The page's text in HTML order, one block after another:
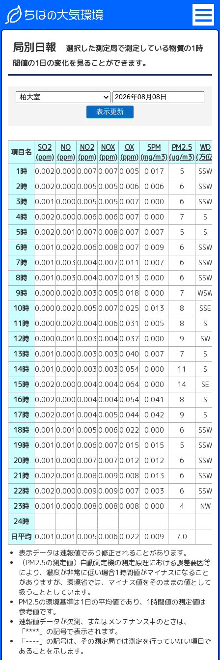
局別日報
選択した測定局で測定している物質の1時
間値の1日の変化を見ることができます。
表示更新
項目名
SO2
(ppm)
NO
(ppm)
NO2
(ppm)
NOX
(ppm)
OX
(ppm)
SPM
(mg/m3)
PM2.5
(ug/m3)
WD
(方位)
1時
0.002 0.000 0.007 0.007 0.005 0.017 5 SSW
2時
0.002 0.000 0.005 0.005 0.006 0.006 6 SSW
3時
0.001 0.000 0.005 0.005 0.007 0.000 6 SSW
4時
0.002 0.000 0.006 0.006 0.007 0.000 7 S
5時
0.002 0.001 0.007 0.008 0.007 0.007 5 S
6時
0.001 0.002 0.006 0.008 0.007 0.009 6 SSW
7時
0.001 0.003 0.0040.007 0.011 0.007 6 SSW
8時
0.001 0.003 0.0040.007 0.013 0.000 6 SSW
9時
0.000 0.002 0.003 0.005 0.018 0.000 7 WSW
10時 0.000 0.002 0.005 0.007 0.025 0.013 8 SSE
11時 0.000 0.002 0.0040.006 0.031 0.005 8 S
12時 0.000 0.001 0.003 0.0040.037 0.000 9 SW
13時 0.001 0.000 0.003 0.003 0.040 0.007 7 S
14時 0.001 0.000 0.003 0.003 0.054 0.000 11 S
15時 0.002 0.000 0.0040.0040.064 0.000 14 SE
16時 0.002 0.000 0.0040.0040.054 0.041 8 S
17時 0.002 0.001 0.0040.005 0.044 0.042 9 S
18時 0.001 0.001 0.005 0.006 0.022 0.000 6 SSW
19時 0.001 0.001 0.006 0.007 0.015 0.015 5 SSW
20時 0.001 0.000 0.007 0.007 0.012 0.012 6 SSW
21時 0.002 0.001 0.008 0.009 0.008 0.013 6 SSW
22時 0.002 0.000 0.009 0.009 0.007 0.003 6 SSW
23時 0.001 0.000 0.008 0.008 0.008 0.000 4 NW
24時
日平均 0.001 0.001 0.005 0.006 0.022 0.009 7.0
表示データは速報値であり修正されることがあります。
（PM2.5の測定値）自動測定機の測定原理における誤差要因等
により、濃度が非常に低い場合1時間値がマイナスになること
がありますが、環境省では、マイナス値をそのままの値として
扱うこととしています。
PM2.5の環境基準は1日の平均値であり、1時間値の測定値は
参考値です。
速報値データが欠測、またはメンテナンス中のときは、
「****」の記号で表示されます。
「----」の記号は、その測定局では測定を行っていない項目で
あることを示します。